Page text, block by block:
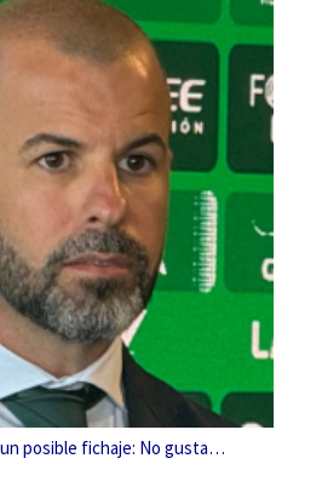
posible fichaje: No gusta…